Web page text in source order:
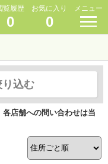
覧履歴
0
お気に入り
0
メニュー
り込む
店舗への問い合わせは当